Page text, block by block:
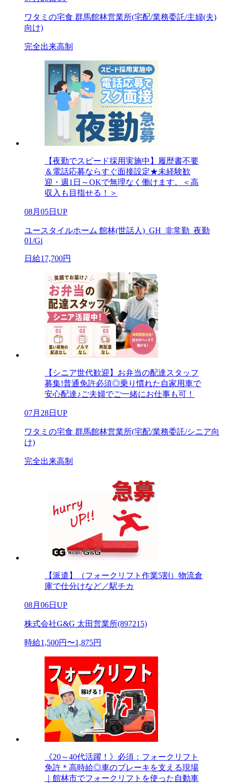
ワタミの宅食 群馬館林営業所(宅配/業務委託/主婦(夫)
向け)
完全出来高制
【夜勤でスピード採用実施中】履歴書不要
＆電話応募ならすぐ面接設定★未経験歓
迎・週1日～OKで無理なく働けます。＜高
収入も目指せる！＞
08月05日UP
ユースタイルホーム 館林(世話人)_GH_非常勤_夜勤
01/Gi
日給17,700円
【シニア世代歓迎】お弁当の配達スタッフ
募集!普通免許必須◎乗り慣れた自家用車で
安心配達♪ご夫婦でご一緒にお仕事も可！
07月28日UP
ワタミの宅食 群馬館林営業所(宅配/業務委託/シニア向
け)
完全出来高制
【派遣】（フォークリフト作業5割）物流倉
庫で仕分けなど／駅チカ
08月06日UP
株式会社G&G 太田営業所(897215)
時給1,500円〜1,875円
《20～40代活躍！》必須：フォークリフト
免許＊高時給◎車のブレーキを支える現場
｜館林市でフォークリフトを使った自動車